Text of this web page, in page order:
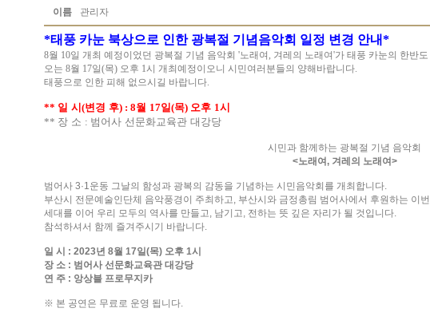
이름 관리자
*태풍 카눈 북상으로 인한 광복절 기념음악회 일정 변경 안내*
8월 10일 개최 예정이었던 광복절 기념 음악회 '노래여, 겨레의 노래여'가 태풍 카눈의 한반
오는 8월 17일 (목) 오후 1시 개최예정이오니 시민여러분들의 양해바랍니다.
태풍으로 인한 피해 없으시길 바랍니다.
** 일 시 (변경 후) : 8월 17일(목) 오후 1시
** 장 소 : 범어사 선문화교육관 대강당
시민과 함께하는 광복절 기념 음악회
<노래여, 겨레의 노래여>
범어사 3·1운동 그날의 함성과 광복의 감동을 기념하는 시민음악회를 개최합니다.
부산시 전문예술인단체 음악풍경이 주최하고, 부산시와 금정총림 범어사에서 후원하는 이
세대를 이어 우리 모두의 역사를 만들고, 남기고, 전하는 뜻 깊은 자리가 될 것입니다.
참석하셔서 함께 즐겨주시기 바랍니다.
일 시 : 2023년 8월 17일(목) 오후 1시
장 소 : 범어사 선문화교육관 대강당
연 주 : 앙상블 프로무지카
※ 본 공연은 무료로 운영 됩니다.